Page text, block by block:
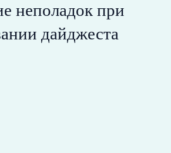
неполадок при
дайджеста